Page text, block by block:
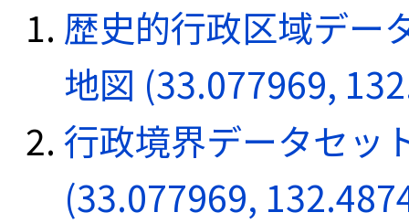
歴史的行政区域デー
地図 (33.077969,
行政境界データセッ
(33.077969,